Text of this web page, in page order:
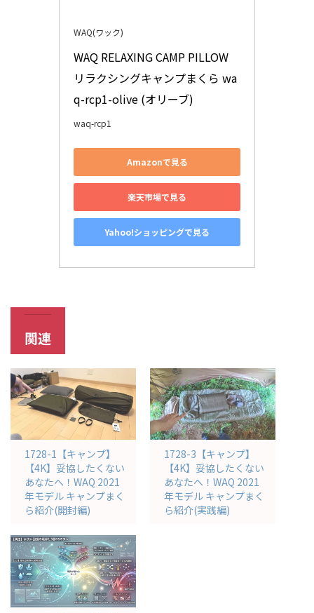
WAQ(ワック)
WAQ RELAXING CAMP PILLOW
リラクシングキャンプまくら wa
q-rcp1-olive (オリーブ)
waq-rcp1
Amazonで見る
楽天市場で見る
Yahoo!ショッピングで見る
関連
1728-1【キャンプ】
【4K】妥協したくない
あなたへ！WAQ 2021
年モデル キャンプまく
ら紹介(開封編)
1728-3【キャンプ】
【4K】妥協したくない
あなたへ！WAQ 2021
年モデル キャンプまく
ら紹介(実践編)